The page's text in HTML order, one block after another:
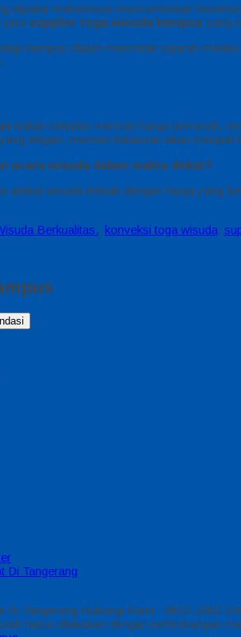
dipakai mahasiswa mencerminkan
jasa supplier toga wisuda kampus yang
kampus dalam mencetak sejarah
bukan sekadar mencari harga termurah,
elegan, momen kelulusan akan
acara wisuda dalam waktu dekat?
atribut wisuda terbaik dengan harga yang
Berkualitas., konveksi toga wisuda,
Di Tangerang
Di Tangerang Hubungi Kami : 0812-2282-
harus dilakukan dengan pertimbangan